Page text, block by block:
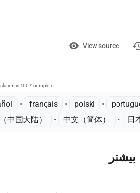
ViewView source
What links
Printable
is 100% complete.
• ‎ français • ‎ polski • ‎
中国大陆）‎ • ‎ 中文（简体）‎ • ‎ 日